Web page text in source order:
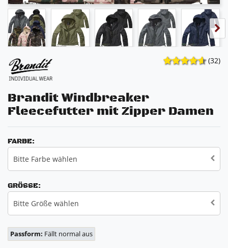
(32)
Brandit Windbreaker
Fleecefutter mit Zipper Damen
FARBE:
Bitte Farbe wählen
GRÖSSE:
Bitte Größe wählen
Passform: Fällt normal aus